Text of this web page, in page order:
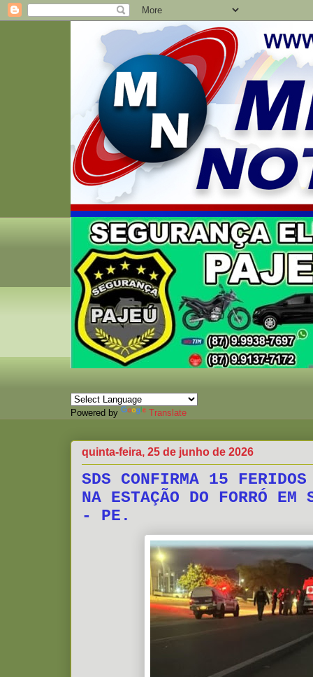
Powered by Translate
quinta-feira, 25 de junho de 2026
SDS CONFIRMA 15
NA ESTAÇÃO DO FORRÓ EM
- PE.